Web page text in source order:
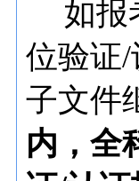
如报
位验证/
子文件
内，全